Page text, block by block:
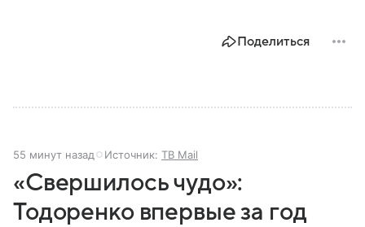
Поделиться
55 минут назад Источник: ТВ Mail
«Свершилось чудо»:
Тодоренко впервые за год